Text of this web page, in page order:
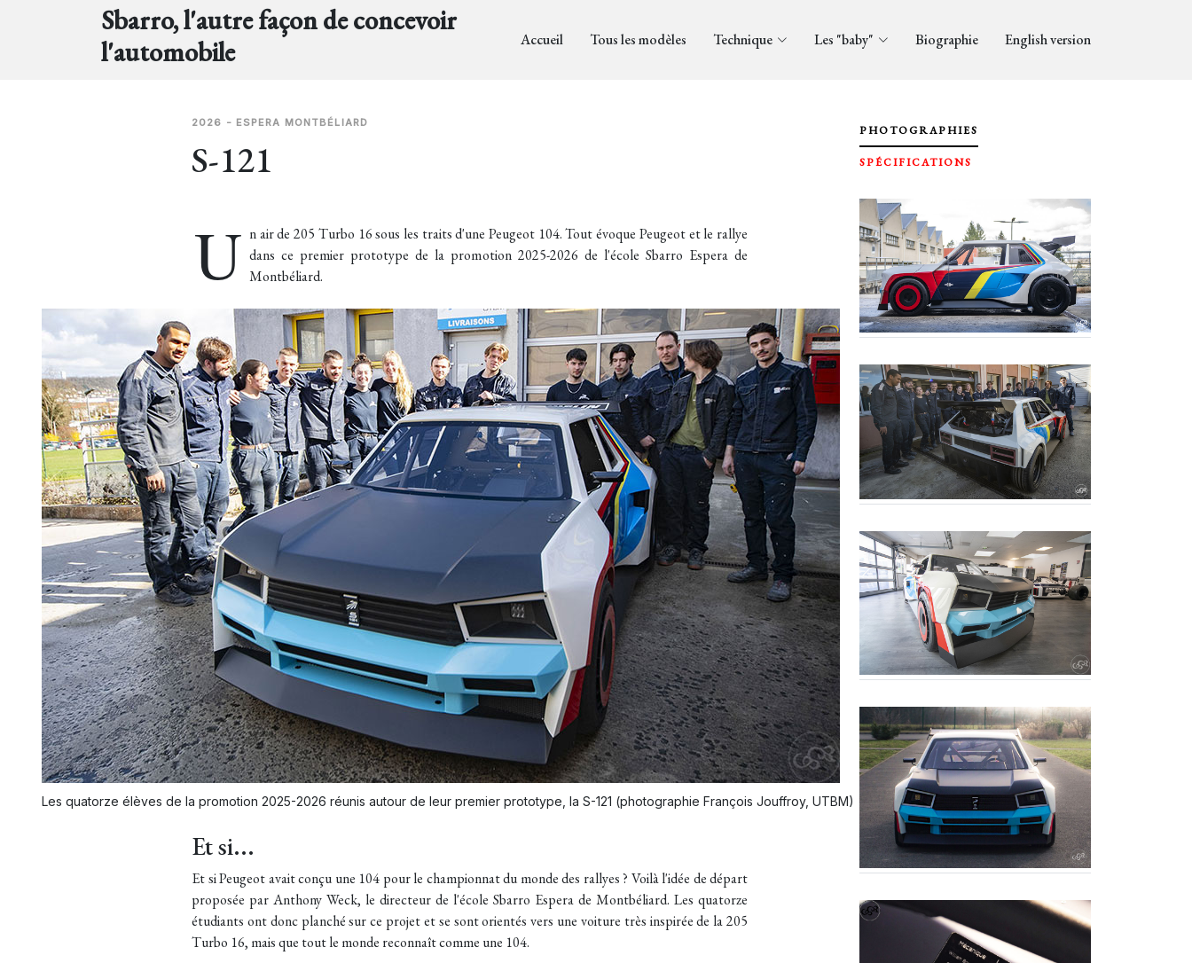
Sbarro, l'autre façon de concevoir
l'automobile
Accueil Tous les modèles Technique Les "baby" Biographie English version
2026 - ESPERA MONTBÉLIARD
S-121
U n air de 205 Turbo 16 sous les traits d'une Peugeot 104. Tout évoque Peugeot et le rallye
dans ce premier prototype de la promotion 2025-2026 de l'école Sbarro Espera de
Montbéliard.
Les quatorze élèves de la promotion 2025-2026 réunis autour de leur premier prototype, la S-121 (photographie François Jouffroy, UTBM)
Et si...
Et si Peugeot avait conçu une 104 pour le championnat du monde des rallyes ? Voilà l'idée de départ
proposée par Anthony Weck, le directeur de l'école Sbarro Espera de Montbéliard. Les quatorze
étudiants ont donc planché sur ce projet et se sont orientés vers une voiture très inspirée de la 205
Turbo 16, mais que tout le monde reconnaît comme une 104.
PHOTOGRAPHIES
SPÉCIFICATIONS